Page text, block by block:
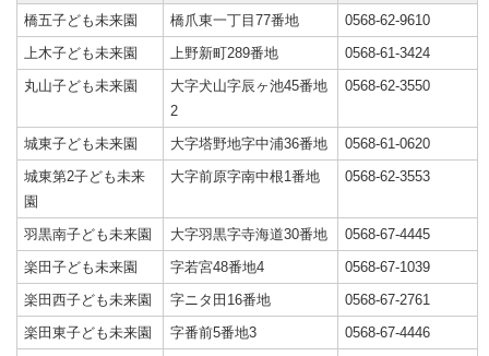
橋五子ども未来園
橋爪東一丁目77番地
0568-62-9610
上木子ども未来園
上野新町289番地
0568-61-3424
丸山子ども未来園
大字犬山字辰ヶ池45番地
2
0568-62-3550
城東子ども未来園 大字塔野地字中浦36番地
0568-61-0620
城東第2子ども未来
園
大字前原字南中根1番地 0568-62-3553
羽黒南子ども未来園 大字羽黒字寺海道30番地
0568-67-4445
楽田子ども未来園
字若宮48番地4
0568-67-1039
楽田西子ども未来園
字ニタ田16番地
0568-67-2761
楽田東子ども未来園
字番前5番地3
0568-67-4446